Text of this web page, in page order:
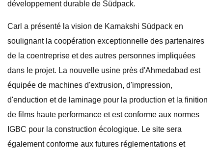
développement durable de Südpack.
Carl a présenté la vision de Kamakshi Südpack en
soulignant la coopération exceptionnelle des partenaires
de la coentreprise et des autres personnes impliquées
dans le projet. La nouvelle usine près d'Ahmedabad est
équipée de machines d'extrusion, d'impression,
d'enduction et de laminage pour la production et la finition
de films haute performance et est conforme aux normes
IGBC pour la construction écologique. Le site sera
également conforme aux futures réglementations et